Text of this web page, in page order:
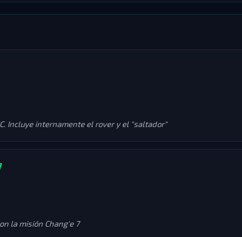
Incluye internamente el rover y el "saltador"
la misión Chang'e 7